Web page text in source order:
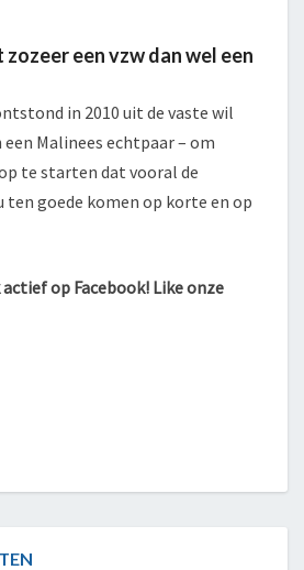
een vzw dan wel een
in 2010 uit de vaste wil
een Malinees echtpaar – om
te starten dat vooral de
ten goede komen op korte en op
op Facebook! Like onze